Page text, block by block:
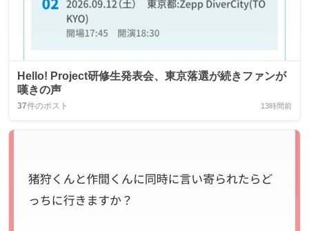
Hello! Project研修生発表会、東京落選が続きファンが
嘆きの声
37件のポスト 13時間前